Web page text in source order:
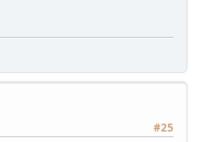
#25